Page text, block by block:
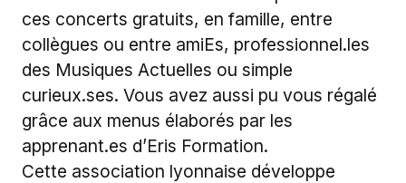
ces concerts gratuits, en famille, entre
collègues ou entre amiEs, professionnel.les
des Musiques Actuelles ou simple
curieux.ses. Vous avez aussi pu vous régalé
grâce aux menus élaborés par les
apprenant.es d’Eris Formation.
Cette association lyonnaise développe